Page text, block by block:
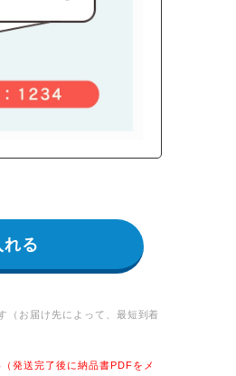
る
お届け先によって、最短到着
発送完了後に納品書PDFをメ